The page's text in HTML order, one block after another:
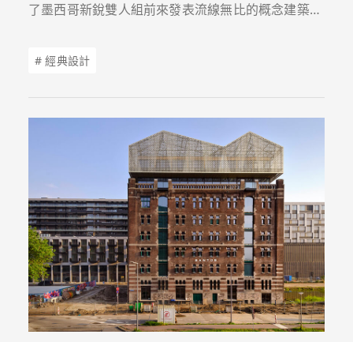
了墨西哥新銳雙人組前來發表流線無比的概念建築，
沉浸式體驗。
# 經典設計